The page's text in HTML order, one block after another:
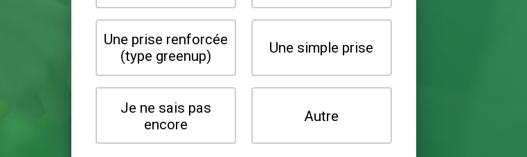
Une wallbox en
Une prise renforcée
(type greenup)